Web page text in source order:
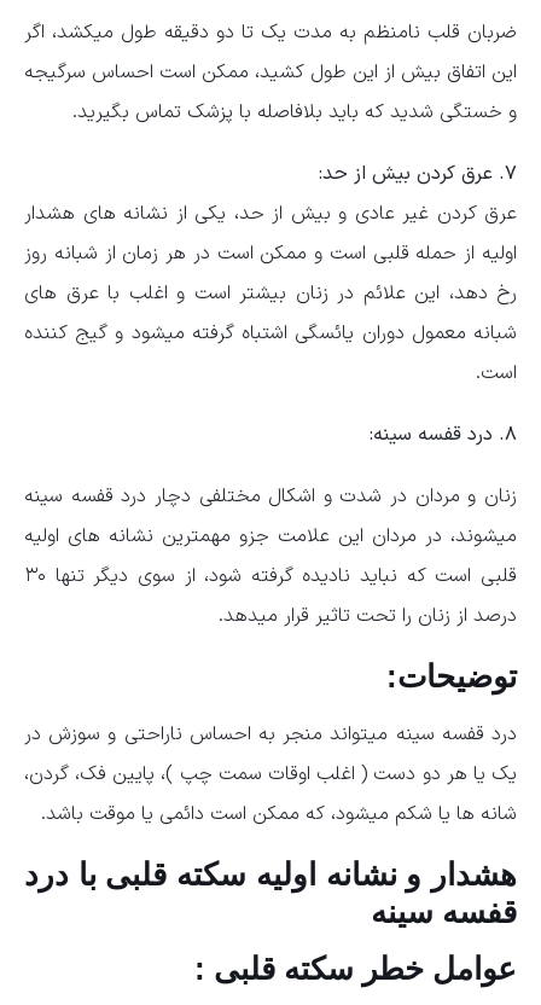
ضربان قلب نامنظم به مدت یک تا دو دقیقه طول میکشد، اگر
این اتفاق بیش از این طول کشید، ممکن است احساس سرگیجه
و خستگی شدید که باید بلافاصله با پزشک تماس بگیرید.
۷. عرق کردن بیش از حد:
عرق کردن غیر عادی و بیش از حد، یکی از نشانه های هشدار
اولیه از حمله قلبی است و ممکن است در هر زمان از شبانه روز
رخ دهد، این علائم در زنان بیشتر است و اغلب با عرق های
شبانه معمول دوران یائسگی اشتباه گرفته میشود و گیج کننده
است.
۸. درد قفسه سینه:
زنان و مردان در شدت و اشکال مختلفی دچار درد قفسه سینه
میشوند، در مردان این علامت جزو مهمترین نشانه های اولیه
قلبی است که نباید نادیده گرفته شود، از سوی دیگر تنها ۳۰
درصد از زنان را تحت تاثیر قرار میدهد.
توضیحات:
درد قفسه سینه میتواند منجر به احساس ناراحتی و سوزش در
یک یا هر دو دست ( اغلب اوقات سمت چپ )، پایین فک، گردن،
شانه ها یا شکم میشود، که ممکن است دائمی یا موقت باشد.
هشدار و نشانه اولیه سکته قلبی با درد
قفسه سینه
عوامل خطر سکته قلبی :